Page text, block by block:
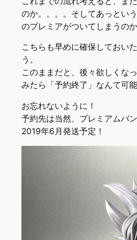
のか。。。。そしてあっとい
のプレミアがついてしまうのか
こちらも早めに確保しておい
う。
このままだと、後々欲しくな
みたら「予約終了」なんて可
お忘れないように！
予約先は当然、プレミアムバ
2019年6月発送予定！